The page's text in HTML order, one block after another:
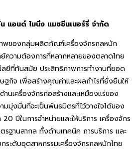
แอนด์ ไมนิ่ง แมชชีนเนอร์รี่ จำกัด
พของกลุ่มผลิตภัณฑ์เครื่องจักรกลหนัก
ความต้องการที่หลากหลายของตลาดไทย
โลยีที่ทันสมัย ประสิทธิภาพการทำงานที่ยอด
ฐกิจ เพื่อสร้างคุณค่าและผลกำไรที่ยั่งยืนให้
นเครื่องจักรก่อสร้างและเหมืองแร่ของ
มุ่งมั่นที่จะเป็นพันธมิตรที่ไว้วางใจได้ของ
ปีในการจำหน่ายและให้บริการ เครื่องจักร
รฐานสากล ทั้งด้านเทคนิค การบริการ และ
ระดับอุตสาหกรรมเครื่องจักรกลหนักไทย